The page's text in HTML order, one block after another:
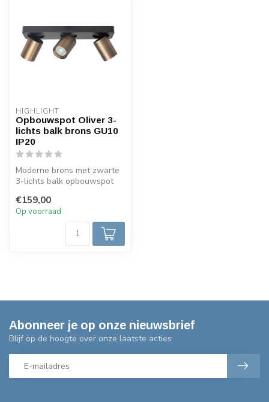
HIGHLIGHT
Opbouwspot Oliver 3-
lichts balk brons GU10
IP20
Moderne brons met zwarte
3-lichts balk opbouwspot
i...
€159,00
Op voorraad
Abonneer je op onze nieuwsbrief
Blijf op de hoogte over onze laatste acties